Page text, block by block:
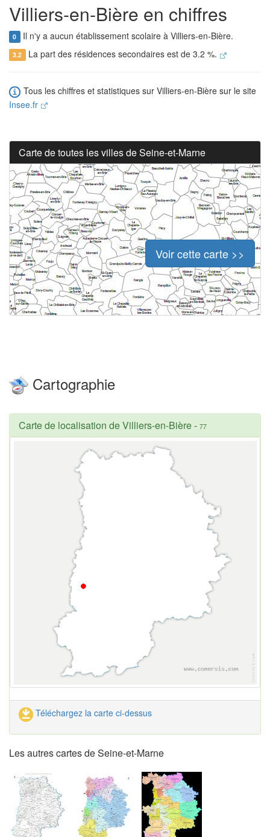
Villiers-en-Bière en chiffres
0 Il n'y a aucun établissement scolaire à Villiers-en-Bière.
3.2 La part des résidences secondaires est de 3.2 %.
Tous les chiffres et statistiques sur Villiers-en-Bière sur le site
Insee.fr
Carte de toutes les villes de Seine-et-Marne
Voir cette carte >>
Cartographie
Carte de localisation de Villiers-en-Bière- 77
Téléchargez la carte ci-dessus
Les autres cartes de Seine-et-Marne